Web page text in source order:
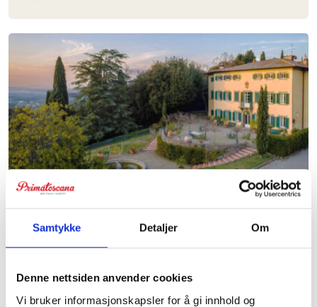
Samtykke Detaljer Om
Denne nettsiden anvender cookies
Vi bruker informasjonskapsler for å gi innhold og